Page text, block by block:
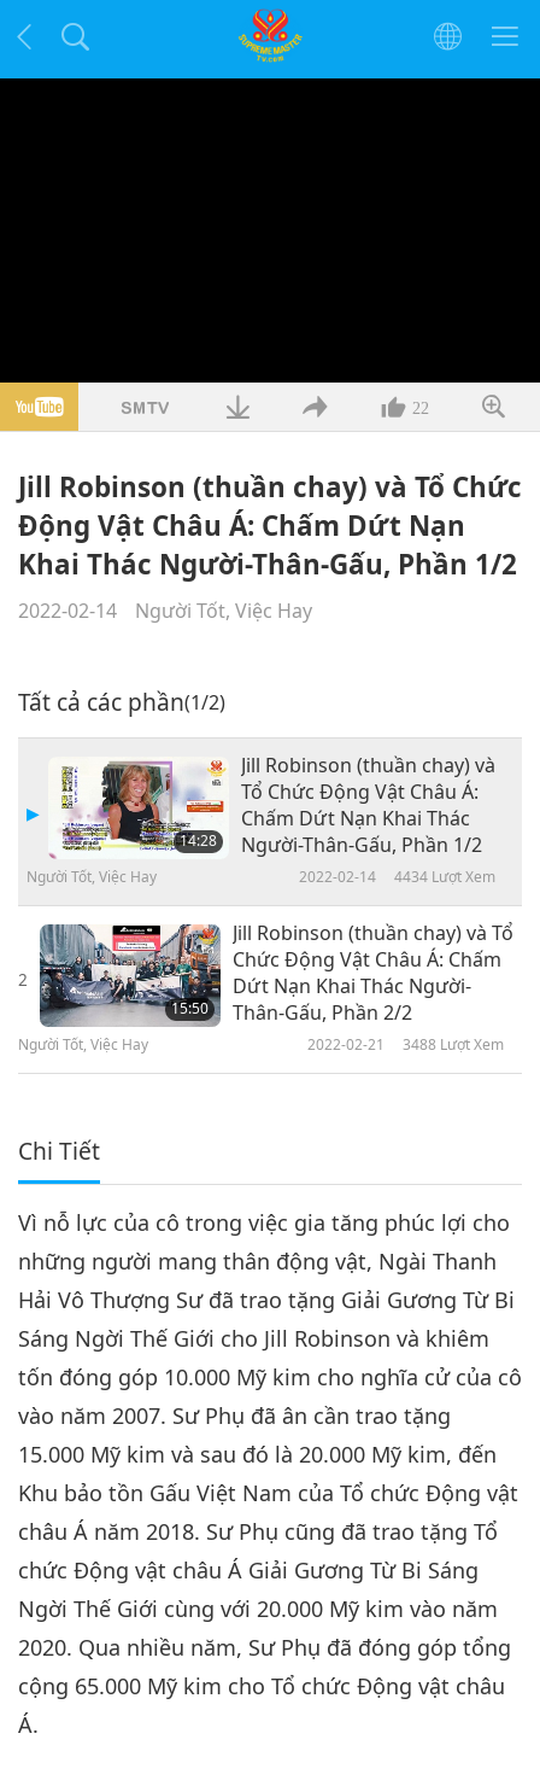
22
Jill Robinson (thuần chay) và Tổ Chức
Động Vật Châu Á: Chấm Dứt Nạn
Khai Thác Người-Thân-Gấu, Phần 1/2
2022-02-14 Người Tốt, Việc Hay
Tất cả các phần(1/2)
14:28
Jill Robinson (thuần chay) và
Tổ Chức Động Vật Châu Á:
Chấm Dứt Nạn Khai Thác
Người-Thân-Gấu, Phần 1/2
Người Tốt, Việc Hay 2022-02-14 4434 Lượt Xem
2
15:50
Jill Robinson (thuần chay) và Tổ
Chức Động Vật Châu Á: Chấm
Dứt Nạn Khai Thác Người-
Thân-Gấu, Phần 2/2
Người Tốt, Việc Hay 2022-02-21 3488 Lượt Xem
Chi Tiết
Vì nỗ lực của cô trong việc gia tăng phúc lợi cho
những người mang thân động vật, Ngài Thanh
Hải Vô Thượng Sư đã trao tặng Giải Gương Từ Bi
Sáng Ngời Thế Giới cho Jill Robinson và khiêm
tốn đóng góp 10.000 Mỹ kim cho nghĩa cử của cô
vào năm 2007. Sư Phụ đã ân cần trao tặng
15.000 Mỹ kim và sau đó là 20.000 Mỹ kim, đến
Khu bảo tồn Gấu Việt Nam của Tổ chức Động vật
châu Á năm 2018. Sư Phụ cũng đã trao tặng Tổ
chức Động vật châu Á Giải Gương Từ Bi Sáng
Ngời Thế Giới cùng với 20.000 Mỹ kim vào năm
2020. Qua nhiều năm, Sư Phụ đã đóng góp tổng
cộng 65.000 Mỹ kim cho Tổ chức Động vật châu
Á.